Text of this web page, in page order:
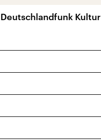
Kultur
und Podcasts
Das Kinderprogramm
(UKW + DAB+)